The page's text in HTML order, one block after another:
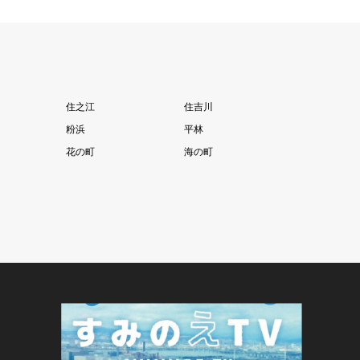
住之江
住吉川
粉浜
平林
花の町
海の町